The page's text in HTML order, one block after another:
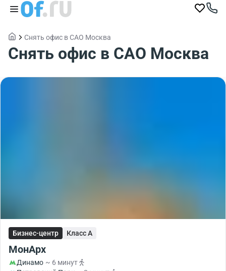
Снять офис в САО Москва
Снять офис в САО Москва
Бизнес-центр Класс A
МонАрх
Динамо ~ 6 минут